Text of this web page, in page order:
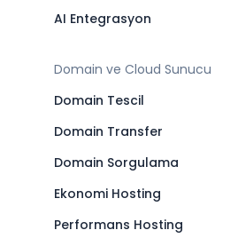
AI Entegrasyon
Domain ve Cloud Sunucu
Domain Tescil
Domain Transfer
Domain Sorgulama
Ekonomi Hosting
Performans Hosting